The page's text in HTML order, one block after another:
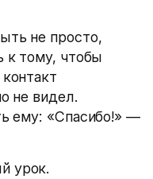
не просто,
к тому, чтобы
не видел.
ему: «Спасибо!» —
урок.